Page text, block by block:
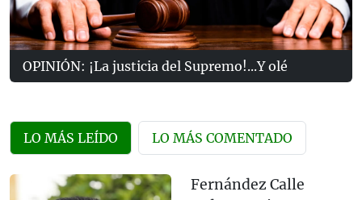
OPINIÓN: ¡La justicia del Supremo!...Y olé
LO MÁS LEÍDO LO MÁS COMENTADO
Fernández Calle